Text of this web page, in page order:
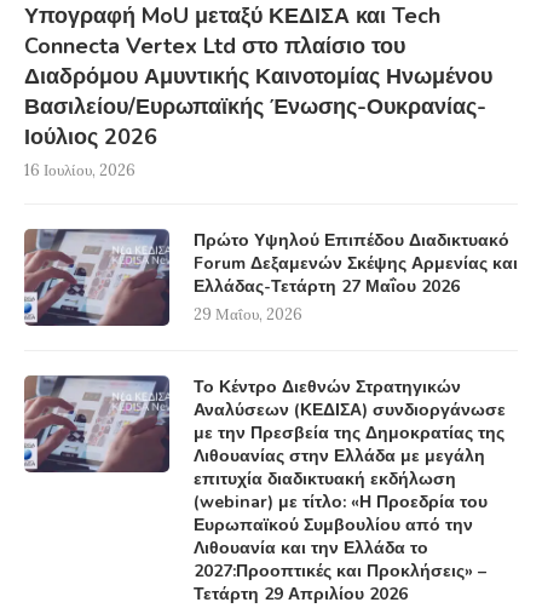
Υπογραφή MoU μεταξύ ΚΕΔΙΣΑ και Tech
Connecta Vertex Ltd στο πλαίσιο του
Διαδρόμου Αμυντικής Καινοτομίας Ηνωμένου
Βασιλείου/Ευρωπαϊκής Ένωσης-Ουκρανίας-
Ιούλιος 2026
16 Ιουλίου, 2026
Πρώτο Υψηλού Επιπέδου Διαδικτυακό
Forum Δεξαμενών Σκέψης Αρμενίας και
Ελλάδας-Τετάρτη 27 Μαΐου 2026
29 Μαΐου, 2026
Το Κέντρο Διεθνών Στρατηγικών
Αναλύσεων (ΚΕΔΙΣΑ) συνδιοργάνωσε
με την Πρεσβεία της Δημοκρατίας της
Λιθουανίας στην Ελλάδα με μεγάλη
επιτυχία διαδικτυακή εκδήλωση
(webinar) με τίτλο: «Η Προεδρία του
Ευρωπαϊκού Συμβουλίου από την
Λιθουανία και την Ελλάδα το
2027:Προοπτικές και Προκλήσεις» –
Τετάρτη 29 Απριλίου 2026